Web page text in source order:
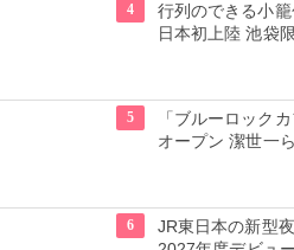
4
行列のできる小籠
日本初上陸 池袋
5
「ブルーロック
オープン 潔世一
6
JR東日本の新型